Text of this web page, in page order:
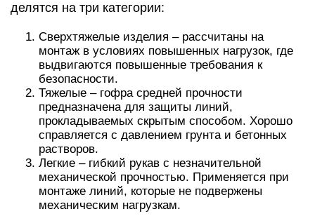
делятся на три категории:
Сверхтяжелые изделия – рассчитаны на
монтаж в условиях повышенных нагрузок, где
выдвигаются повышенные требования к
безопасности.
Тяжелые – гофра средней прочности
предназначена для защиты линий,
прокладываемых скрытым способом. Хорошо
справляется с давлением грунта и бетонных
растворов.
Легкие – гибкий рукав с незначительной
механической прочностью. Применяется при
монтаже линий, которые не подвержены
механическим нагрузкам.